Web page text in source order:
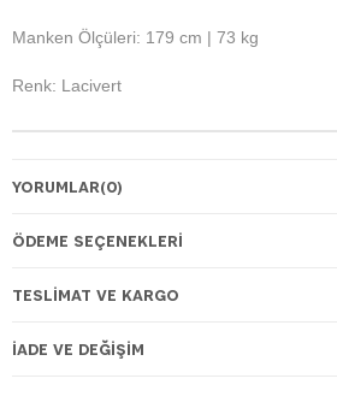
Manken Ölçüleri: 179 cm | 73 kg
Renk: Lacivert
YORUMLAR(0)
ÖDEME SEÇENEKLERI
TESLIMAT VE KARGO
İADE VE DEĞIŞIM